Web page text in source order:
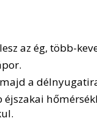
az ég, több-
a
éjszakai